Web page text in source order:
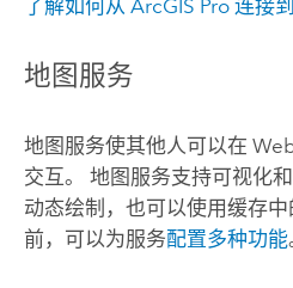
了解如何从 ArcGIS Pro连接
地图服务
地图服务使其他人可以在
交互。 地图服务支持可视化
动态绘制，也可以使用缓存
前，可以为服务配置多种功能